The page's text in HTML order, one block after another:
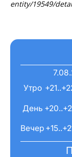
entity/19549/
Вечер
День
Утро